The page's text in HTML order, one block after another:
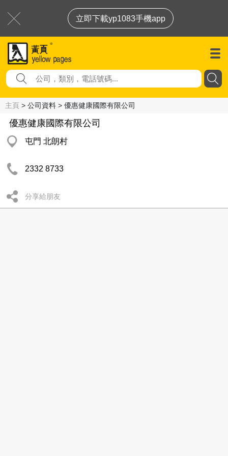
立即下載yp1083手機app
主頁 > 公司資料 > 優惠健康國際有限公司
優惠健康國際有限公司
屯門 北朗村
2332 8733
分享給朋友